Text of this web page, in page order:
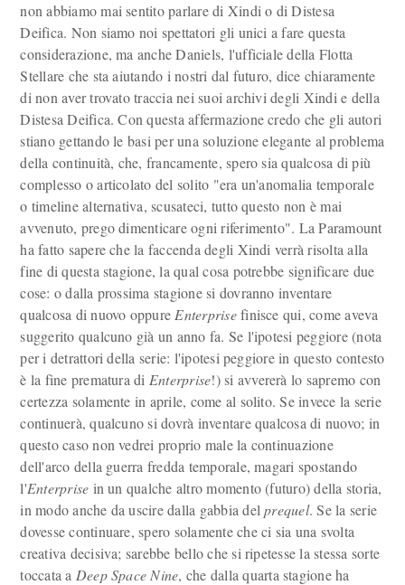
non abbiamo mai sentito parlare di Xindi o di Distesa
Deifica. Non siamo noi spettatori gli unici a fare questa
considerazione, ma anche Daniels, l'ufficiale della Flotta
Stellare che sta aiutando i nostri dal futuro, dice chiaramente
di non aver trovato traccia nei suoi archivi degli Xindi e della
Distesa Deifica. Con questa affermazione credo che gli autori
stiano gettando le basi per una soluzione elegante al problema
della continuità, che, francamente, spero sia qualcosa di più
complesso o articolato del solito "era un'anomalia temporale
o timeline alternativa, scusateci, tutto questo non è mai
avvenuto, prego dimenticare ogni riferimento". La Paramount
ha fatto sapere che la faccenda degli Xindi verrà risolta alla
fine di questa stagione, la qual cosa potrebbe significare due
cose: o dalla prossima stagione si dovranno inventare
qualcosa di nuovo oppure Enterprisefinisce qui, come aveva
suggerito qualcuno già un anno fa. Se l'ipotesi peggiore (nota
per i detrattori della serie: l'ipotesi peggiore in questo contesto
è la fine prematura di Enterprise!) si avvererà lo sapremo con
certezza solamente in aprile, come al solito. Se invece la serie
continuerà, qualcuno si dovrà inventare qualcosa di nuovo; in
questo caso non vedrei proprio male la continuazione
dell'arco della guerra fredda temporale, magari spostando
l'Enterprise in un qualche altro momento (futuro) della storia,
in modo anche da uscire dalla gabbia delprequel. Se la serie
dovesse continuare, spero solamente che ci sia una svolta
creativa decisiva; sarebbe bello che si ripetesse la stessa sorte
toccata a Deep Space Nine, che dalla quarta stagione ha